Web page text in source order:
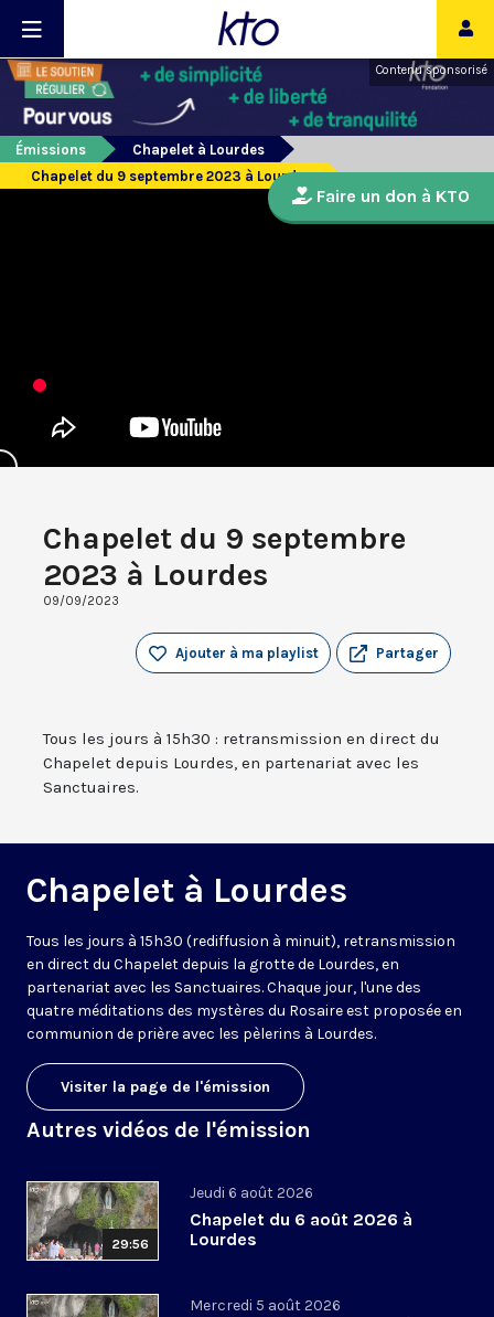
Contenu sponsorisé
Émissions
Chapelet à Lourdes
Chapelet du 9 septembre 2023 à Lourdes
Chapelet du 9 septembre
2023 à Lourdes
09/09/2023
Partager
Ajouter à ma playlist
Tous les jours à 15h30 : retransmission en direct du
Chapelet depuis Lourdes, en partenariat avec les
Sanctuaires.
Chapelet à Lourdes
Tous les jours à 15h30 (rediffusion à minuit), retransmission
en direct du Chapelet depuis la grotte de Lourdes, en
partenariat avec les Sanctuaires. Chaque jour, l'une des
quatre méditations des mystères du Rosaire est proposée en
communion de prière avec les pèlerins à Lourdes.
Visiter la page de l'émission
Autres vidéos de l'émission
29:56
Jeudi 6 août 2026
Chapelet du 6 août 2026 à
Lourdes
Mercredi 5 août 2026
Faire un don à KTO